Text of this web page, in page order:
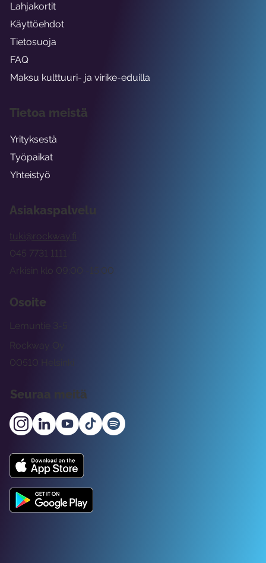
Asiakaspalvelu
tuki@rockway.fi
Arkisin klo 09:00 -15:00
045 7731 1111
Osoite
Rockway Oy
Lemuntie 3-5
00510 Helsinki
Seuraa meitä
Lahjakortit
Käyttöehdot
Tietosuoja
FAQ
Maksu kulttuuri- ja virike-eduilla
Tietoa meistä
Yrityksestä
Työpaikat
Yhteistyö